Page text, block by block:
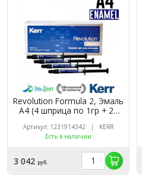
Revolution Formula 2, Эмаль
A4 (4 шприца по 1гр + 20
композитный материал,
29497, Kerr
Артикул: 1231914342 | KERR
Есть в наличии
3 042 руб.